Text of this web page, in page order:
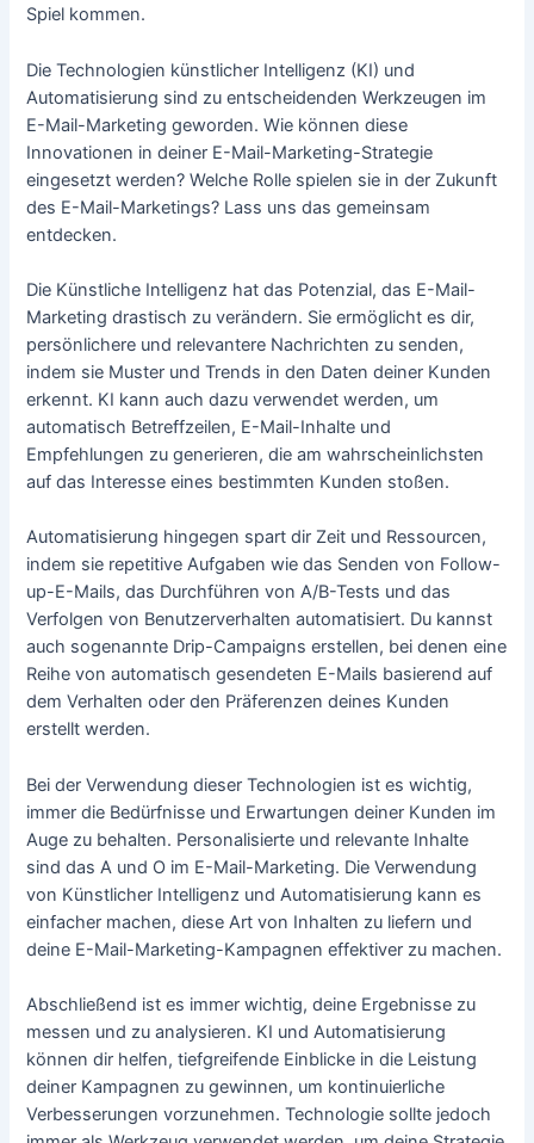
Spiel kommen.
Die Technologien künstlicher Intelligenz (KI) und
Automatisierung sind zu entscheidenden Werkzeugen im
E-Mail-Marketing geworden. Wie können diese
Innovationen in deiner E-Mail-Marketing-Strategie
eingesetzt werden? Welche Rolle spielen sie in der Zukunft
des E-Mail-Marketings? Lass uns das gemeinsam
entdecken.
Die Künstliche Intelligenz hat das Potenzial, das E-Mail-
Marketing drastisch zu verändern. Sie ermöglicht es dir,
persönlichere und relevantere Nachrichten zu senden,
indem sie Muster und Trends in den Daten deiner Kunden
erkennt. KI kann auch dazu verwendet werden, um
automatisch Betreffzeilen, E-Mail-Inhalte und
Empfehlungen zu generieren, die am wahrscheinlichsten
auf das Interesse eines bestimmten Kunden stoßen.
Automatisierung hingegen spart dir Zeit und Ressourcen,
indem sie repetitive Aufgaben wie das Senden von Follow-
up-E-Mails, das Durchführen von A/B-Tests und das
Verfolgen von Benutzerverhalten automatisiert. Du kannst
auch sogenannte Drip-Campaigns erstellen, bei denen eine
Reihe von automatisch gesendeten E-Mails basierend auf
dem Verhalten oder den Präferenzen deines Kunden
erstellt werden.
Bei der Verwendung dieser Technologien ist es wichtig,
immer die Bedürfnisse und Erwartungen deiner Kunden im
Auge zu behalten. Personalisierte und relevante Inhalte
sind das A und O im E-Mail-Marketing. Die Verwendung
von Künstlicher Intelligenz und Automatisierung kann es
einfacher machen, diese Art von Inhalten zu liefern und
deine E-Mail-Marketing-Kampagnen effektiver zu machen.
Abschließend ist es immer wichtig, deine Ergebnisse zu
messen und zu analysieren. KI und Automatisierung
können dir helfen, tiefgreifende Einblicke in die Leistung
deiner Kampagnen zu gewinnen, um kontinuierliche
Verbesserungen vorzunehmen. Technologie sollte jedoch